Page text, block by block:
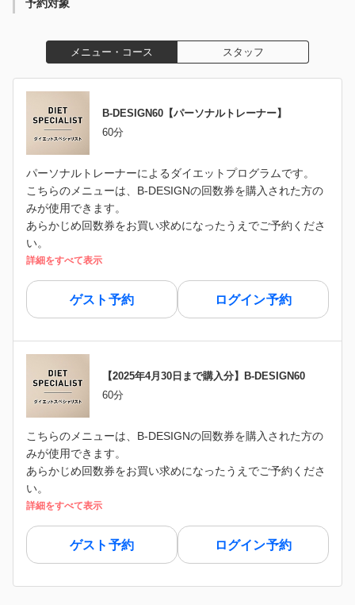
予約対象
メニュー・コース スタッフ
B-DESIGN60【パーソナルトレーナー】
60分
パーソナルトレーナーによるダイエットプログラムです。
こちらのメニューは、B-DESIGNの回数券を購入された方の
みが使用できます。
あらかじめ回数券をお買い求めになったうえでご予約くださ
い。
詳細をすべて表示
ゲスト予約 ログイン予約
【2025年4月30日まで購入分】B-DESIGN60
60分
こちらのメニューは、B-DESIGNの回数券を購入された方の
みが使用できます。
あらかじめ回数券をお買い求めになったうえでご予約くださ
い。
詳細をすべて表示
ゲスト予約 ログイン予約